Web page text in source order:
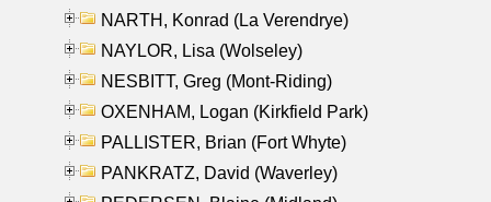
NARTH, Konrad (La Verendrye)
NAYLOR, Lisa (Wolseley)
NESBITT, Greg (Mont-Riding)
OXENHAM, Logan (Kirkfield Park)
PALLISTER, Brian (Fort Whyte)
PANKRATZ, David (Waverley)